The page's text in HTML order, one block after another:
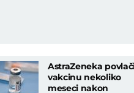
AstraZeneka
vakcinu nekoliko
meseci nakon